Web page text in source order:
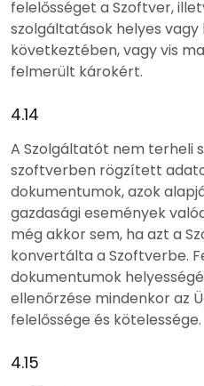
felelősséget a Szoftver,
szolgáltatások helyes
következtében, vagy vis
felmerült károkért.
4.14
A Szolgáltatót nem terheli
szoftverben rögzített
dokumentumok, azok
gazdasági események
még akkor sem, ha azt a
konvertálta a Szoftverbe.
dokumentumok
ellenőrzése mindenkor az
felelőssége és kötelessége.
4.15